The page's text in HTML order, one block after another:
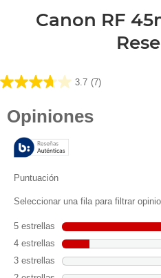
Canon RF
3.7 (7)
3.7
estrellas.
reseñas